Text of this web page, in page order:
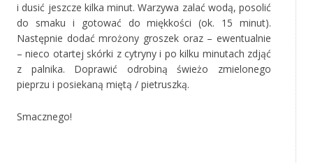
i dusić jeszcze kilka minut. Warzywa zalać wodą, posolić
do smaku i gotować do miękkości (ok. 15 minut).
Następnie dodać mrożony groszek oraz – ewentualnie
– nieco otartej skórki z cytryny i po kilku minutach zdjąć
z palnika. Doprawić odrobiną świeżo zmielonego
pieprzu i posiekaną miętą / pietruszką.
Smacznego!